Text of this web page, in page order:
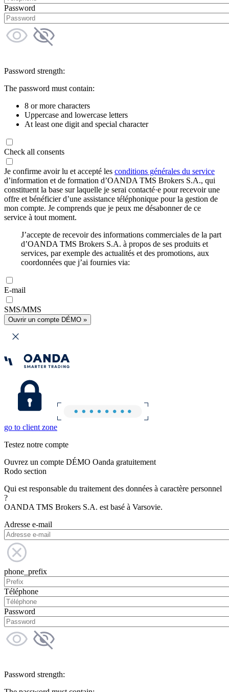
Password
Password strength:
The password must contain:
8 or more characters
Uppercase and lowercase letters
At least one digit and special character
Check all consents
Je confirme avoir lu et accepté les conditions générales du service
d’information et de formation d’OANDA TMS Brokers S.A., qui
constituent la base sur laquelle je serai contacté·e pour recevoir une
offre et bénéficier d’une assistance téléphonique pour la gestion de
mon compte. Je comprends que je peux me désabonner de ce
service à tout moment.
J’accepte de recevoir des informations commerciales de la part
d’OANDA TMS Brokers S.A. à propos de ses produits et
services, par exemple des actualités et des promotions, aux
coordonnées que j’ai fournies via:
E-mail
SMS/MMS
Ouvrir un compte DÉMO »
go to client zone
Testez notre compte
Ouvrez un compte DÉMO Oanda gratuitement
Rodo section
Qui est responsable du traitement des données à caractère personnel
?
OANDA TMS Brokers S.A. est basé à Varsovie.
Adresse e-mail
phone_prefix
Téléphone
Password
Password strength: